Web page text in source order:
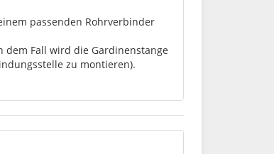
passenden Rohrverbinder
dem Fall wird die Gardinenstange
zu montieren).